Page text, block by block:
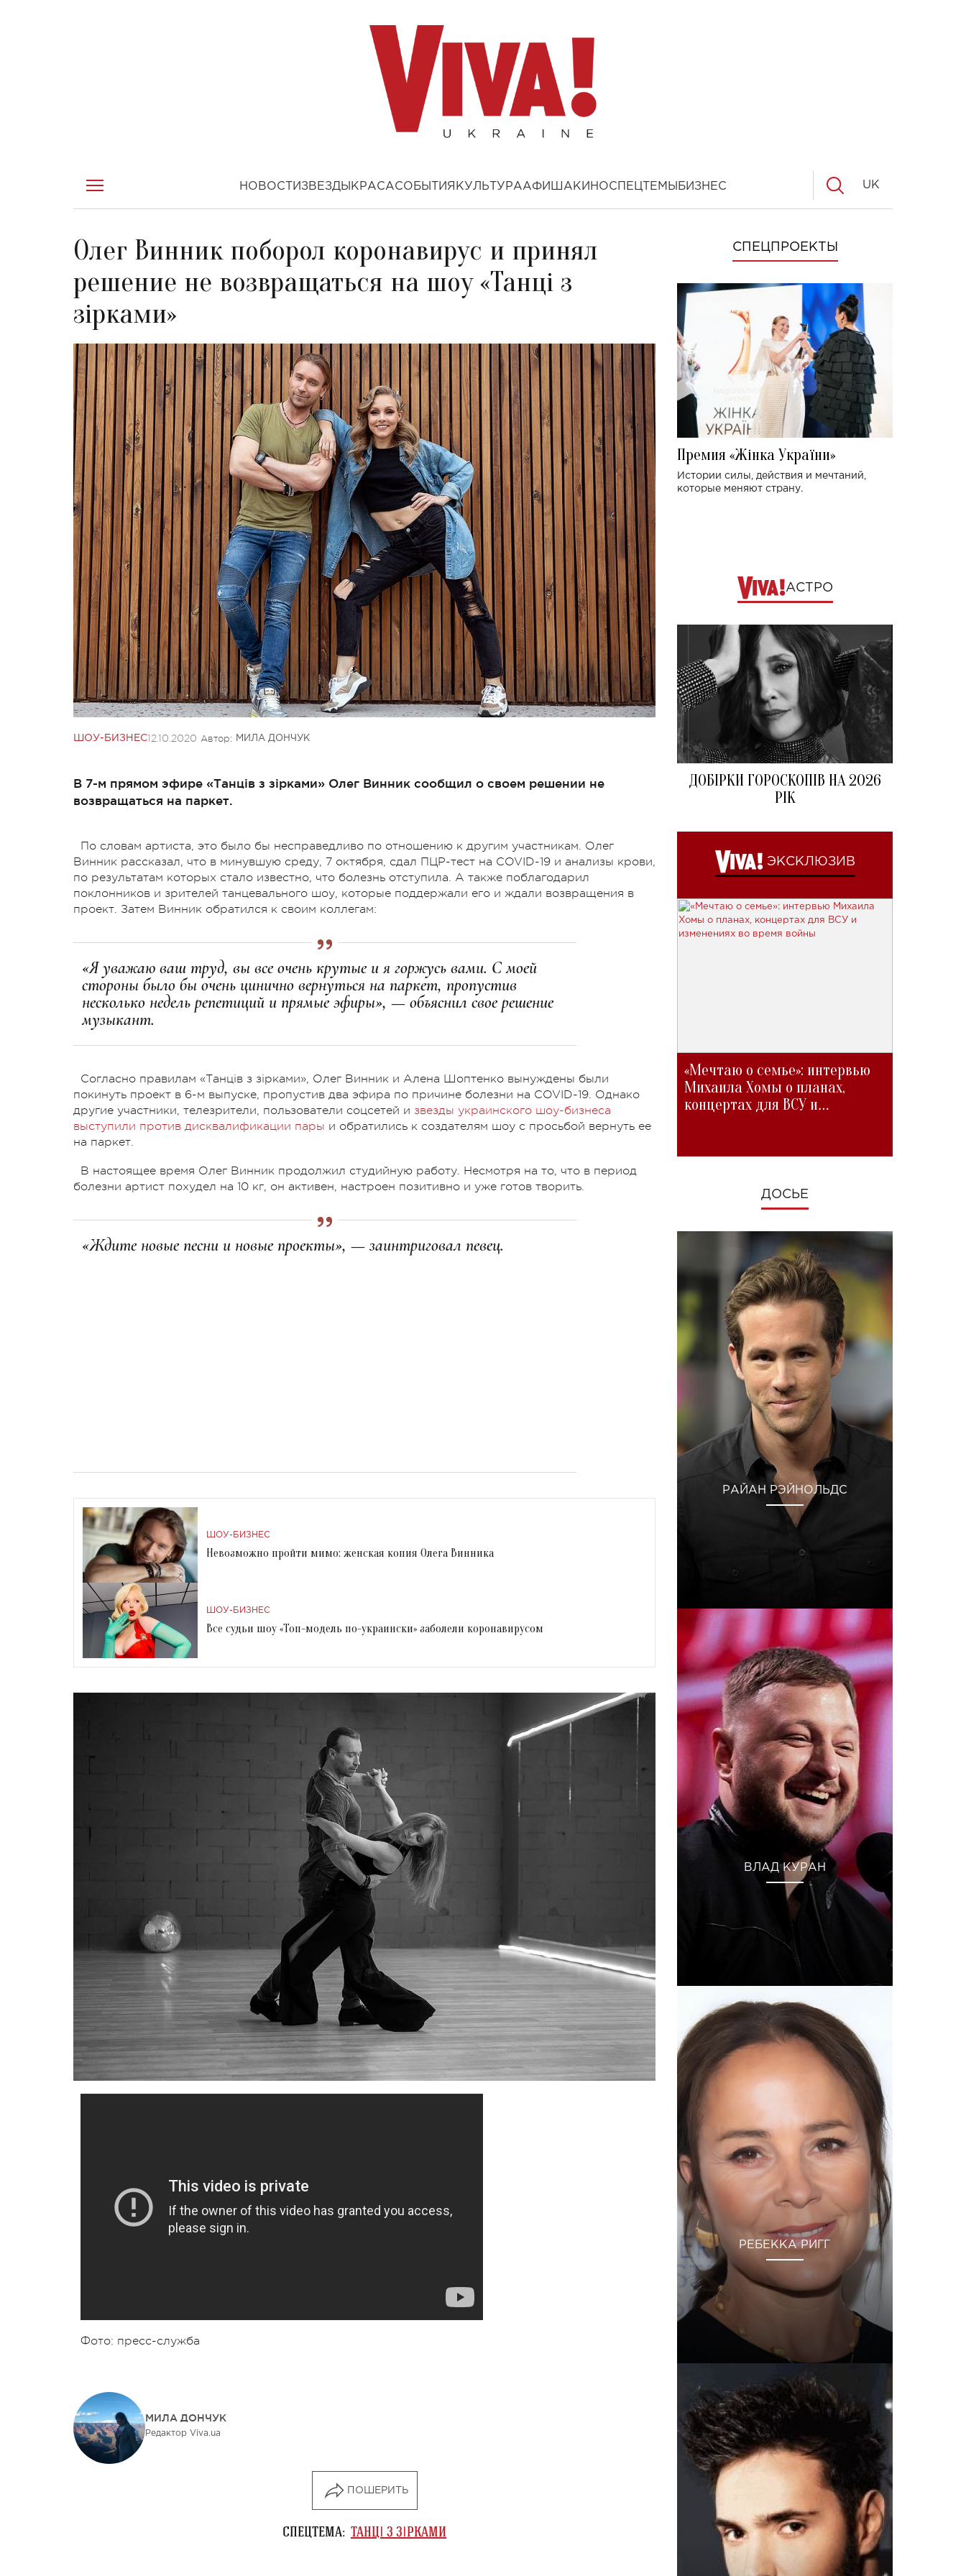
НОВОСТИ ЗВЕЗДЫ КРАСАСОБЫТИЯ КУЛЬТУРААФИША КИНОСПЕЦТЕМЫ БИЗНЕС UK
Олег Винник поборол коронавирус и принял
решение не возвращаться на шоу «Танці з
зірками»
ШОУ-БИЗНЕС12.10.2020 Автор: МИЛА ДОНЧУК
В 7-м прямом эфире «Танців з зірками» Олег Винник сообщил о своем решении не
возвращаться на паркет.
По словам артиста, это было бы несправедливо по отношению к другим участникам. Олег
Винник рассказал, что в минувшую среду, 7 октября, сдал ПЦР-тест на COVID-19 и анализы крови,
по результатам которых стало известно, что болезнь отступила. А также поблагодарил
поклонников и зрителей танцевального шоу, которые поддержали его и ждали возвращения в
проект. Затем Винник обратился к своим коллегам:
«Я уважаю ваш труд, вы все очень крутые и я горжусь вами. С моей
стороны было бы очень цинично вернуться на паркет, пропустив
несколько недель репетиций и прямые эфиры», — объяснил свое решение
музыкант.
Согласно правилам «Танців з зірками», Олег Винник и Алена Шоптенко вынуждены были
покинуть проект в 6-м выпуске, пропустив два эфира по причине болезни на COVID-19. Однако
другие участники, телезрители, пользователи соцсетей и звезды украинского шоу-бизнеса
выступили против дисквалификации пары и обратились к создателям шоу с просьбой вернуть ее
на паркет.
В настоящее время Олег Винник продолжил студийную работу. Несмотря на то, что в период
болезни артист похудел на 10 кг, он активен, настроен позитивно и уже готов творить.
«Ждите новые песни и новые проекты», — заинтриговал певец.
ШОУ-БИЗНЕС
Невозможно пройти мимо: женская копия Олега Винника
ШОУ-БИЗНЕС
Все судьи шоу «Топ-модель по-украински» заболели коронавирусом
Фото: пресс-служба
МИЛА ДОНЧУК
Редактор Viva.ua
ПОШЕРИТЬ
СПЕЦТЕМА: ТАНЦІ З ЗІРКАМИ
СПЕЦПРОЕКТЫ
Премия «Жінка України»
Истории силы, действия и мечтаний,
которые меняют страну.
АСТРО
ДОБІРКИ ГОРОСКОПІВ НА 2026
РІК
ЭКСКЛЮЗИВ
«Мечтаю о семье»: интервью
Михаила Хомы о планах,
концертах для ВСУ и
ДОСЬЕ
РАЙАН РЭЙНОЛЬДС
ВЛАД КУРАН
РЕБЕККА РИГГ